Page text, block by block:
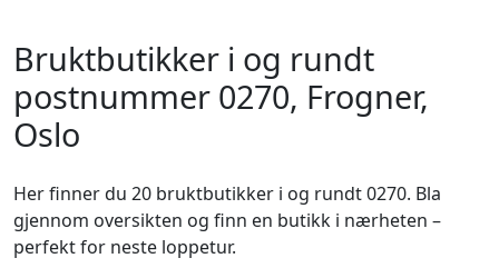
Bruktbutikker i og rundt
postnummer 0270, Frogner,
Oslo
Her finner du 20 bruktbutikker i og rundt 0270. Bla
gjennom oversikten og finn en butikk i nærheten –
perfekt for neste loppetur.